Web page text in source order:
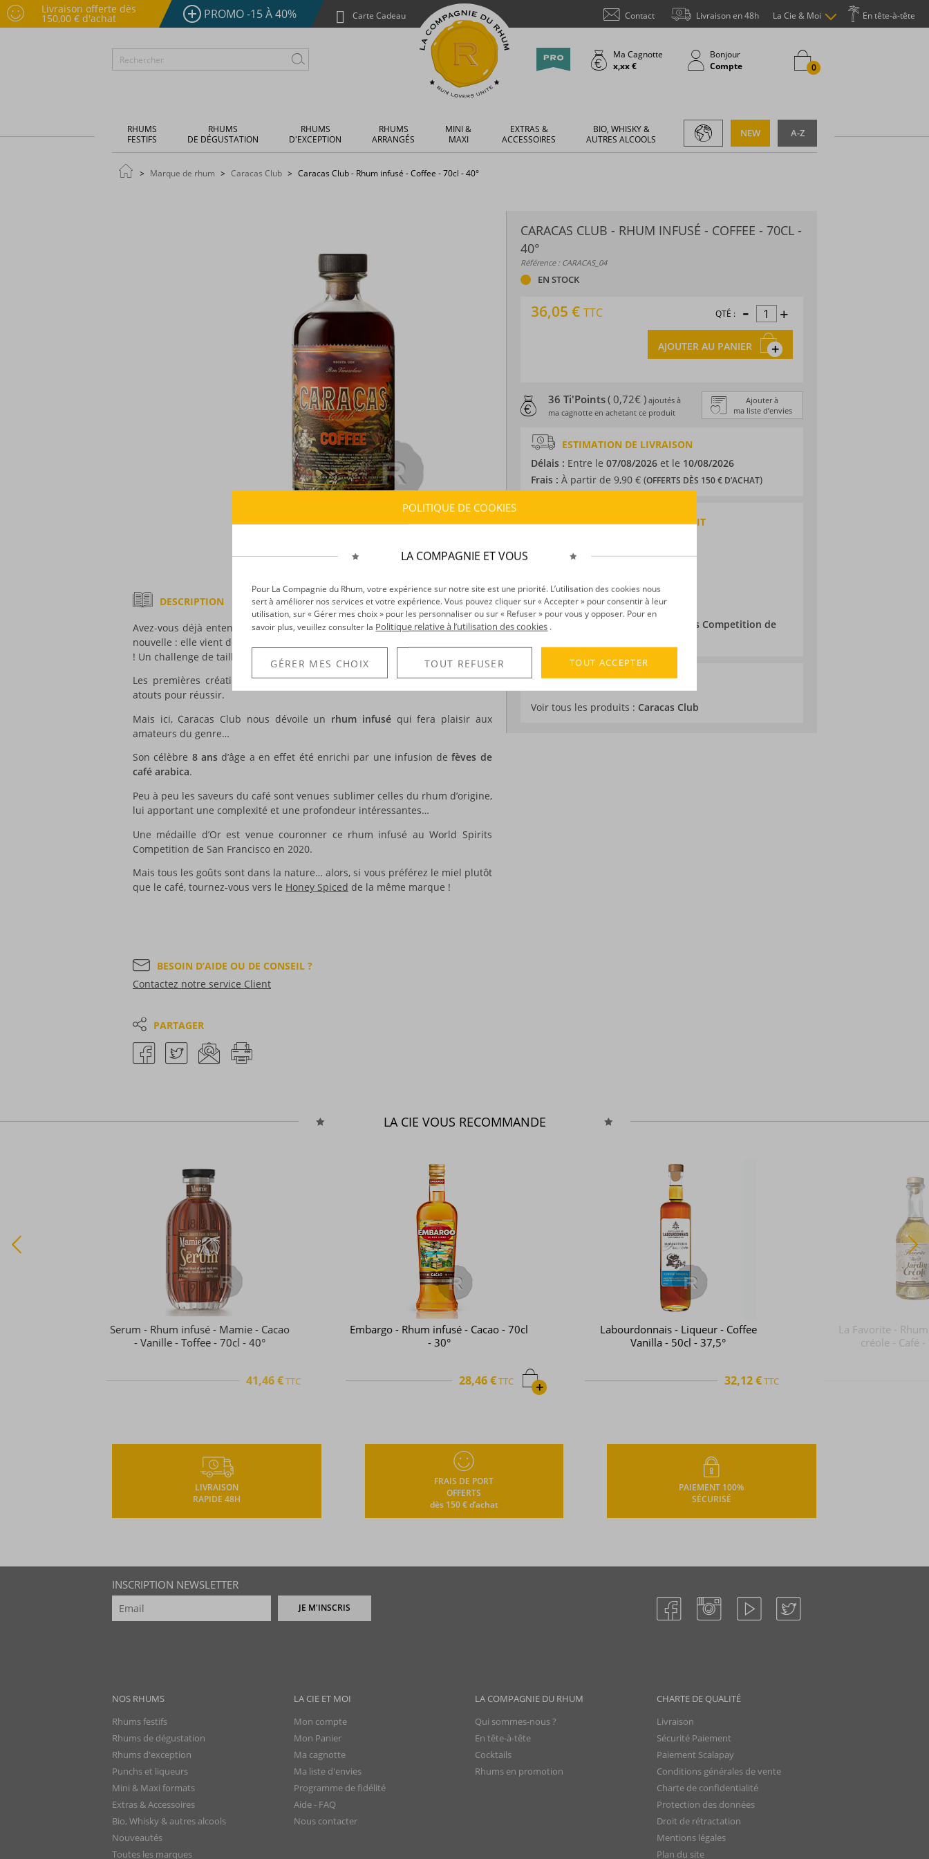
Livraison offerte dès
150,00 € d'achat PROMO -15 À 40% Carte Cadeau En tête-à-tête
La Cie & Moi
Livraison en 48h
Contact
Ma Cagnotte
x,xx €
Bonjour
Compte
0
RHUMS
FESTIFS
RHUMS
DE DÉGUSTATION
RHUMS
D'EXCEPTION
RHUMS
ARRANGÉS
MINI &
MAXI
EXTRAS &
ACCESSOIRES
BIO, WHISKY &
AUTRES ALCOOLS
A-Z
NEW
Marque de rhum Caracas Club Caracas Club - Rhum infusé - Coffee - 70cl - 40°
CARACAS CLUB - RHUM INFUSÉ - COFFEE - 70CL -
40°
Référence : CARACAS_04
EN STOCK
36,05 € TTC QTÉ : - +
AJOUTER AU PANIER
Ajouter à
ma liste d’envies
36 Ti'Points( 0,72€ )ajoutés à
ma cagnotte en achetant ce produit
ESTIMATION DE LIVRAISON
Délais : Entre le 07/08/2026et le 10/08/2026
Frais : À partir de 9,90 € (OFFERTS DÈS 150 € D’ACHAT)
CARACTÉRISTIQUES DU PRODUIT
Provenance :Venezuela
Volume :70CL
Degré :40°
Médailles :
Or 2020 au World Spirits Competition de
Voir tous les produits : Caracas Club
DESCRIPTION
Avez-vous déjà entendu parler de la marqueCaracas Club? C’est une petite
nouvelle : elle vient défier la marque Diplomatico sur ses terres, le
! Un challenge de taille…
Les premières créations de la marque nous confirment qu’elle a tous les
atouts pour réussir.
Mais ici, Caracas Club nous dévoile un rhum infuséqui fera plaisir aux
amateurs du genre…
Son célèbre 8 ans d’âge a en effet été enrichi par une infusion defèves de
café arabica.
Peu à peu les saveurs du café sont venues sublimer celles du rhum d’origine,
lui apportant une complexité et une profondeur intéressantes…
Une médaille d’Or est venue couronner ce rhum infusé au World Spirits
Competition de San Francisco en 2020.
Mais tous les goûts sont dans la nature… alors, si vous préférez le miel plutôt
que le café, tournez-vous vers le Honey Spiced de la même marque !
BESOIN D’AIDE OU DE CONSEIL ?
Contactez notre service Client
PARTAGER
LA CIE VOUS RECOMMANDE
Embargo - Rhum infusé - Cacao - 70cl
- 30°
28,46 €TTC
Labourdonnais - Liqueur - Coffee
Vanilla - 50cl - 37,5°
32,12 €
La Favorite - Rhum infusé - Jardin
créole - Café - 70cl - 35°
39,88 €TTC
LIVRAISON
RAPIDE 48H
FRAIS DE PORT
OFFERTS
dès 150 € d’achat
PAIEMENT 100%
SÉCURISÉ
INSCRIPTION NEWSLETTER
JE M'INSCRIS
NOS RHUMS
Rhums festifs
Rhums de dégustation
Rhums d'exception
Punchs et liqueurs
Mini & Maxi formats
Extras & Accessoires
Bio, Whisky & autres alcools
Nouveautés
Toutes les marques
LA COMPAGNIE DU RHUM
Qui sommes-nous ?
En tête-à-tête
Cocktails
Rhums en promotion
LA CIE ET MOI
Mon compte
Mon Panier
Ma cagnotte
Ma liste d'envies
Programme de fidélité
Aide - FAQ
Nous contacter
CHARTE DE QUALITÉ
Livraison
Sécurité Paiement
Paiement Scalapay
Conditions générales de vente
Charte de confidentialité
Protection des données
Droit de rétractation
Mentions légales
Plan du site
POLITIQUE DE COOKIES
LA COMPAGNIE ET VOUS
Pour La Compagnie du Rhum, votre expérience sur notre site est une priorité. L’utilisation des cookies nous
sert à améliorer nos services et votre expérience. Vous pouvez cliquer sur « Accepter » pour consentir à leur
utilisation, sur « Gérer mes choix » pour les personnaliser ou sur « Refuser » pour vous y opposer. Pour en
savoir plus, veuillez consulter la Politique relative à l’utilisation des cookies .
GÉRER MES CHOIX TOUT REFUSER TOUT ACCEPTER